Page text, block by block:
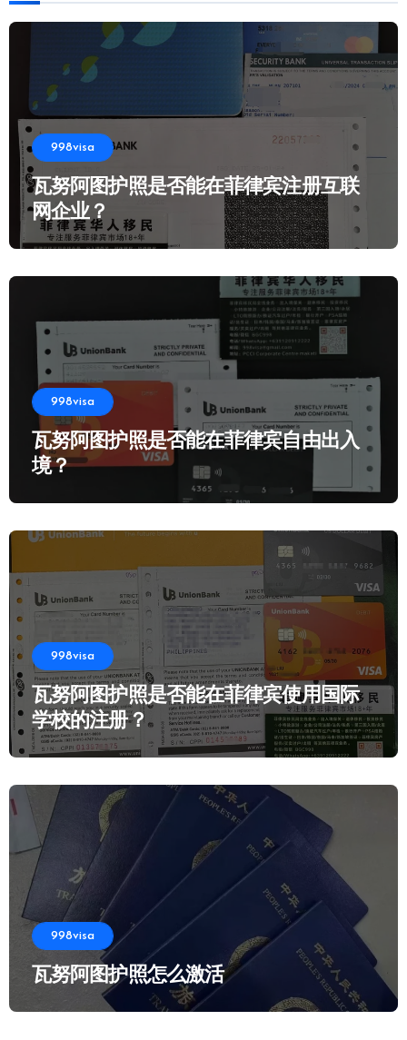
998visa
瓦努阿图护照是否能在菲律宾注册互联
网企业？
998visa
瓦努阿图护照是否能在菲律宾自由出入
境？
998visa
瓦努阿图护照是否能在菲律宾使用国际
学校的注册？
998visa
瓦努阿图护照怎么激活